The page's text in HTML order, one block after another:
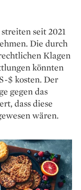
seit 2021
Die durch
Klagen
könnten
$ kosten. Der
gegen das
dass diese
wären.